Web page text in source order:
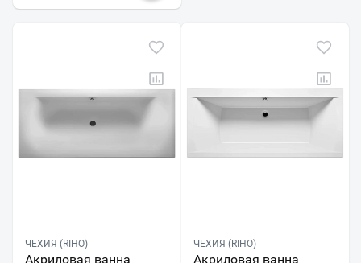
ЧЕХИЯ (RIHO)
Акриловая ванна
ЧЕХИЯ (RIHO)
Акриловая ванна